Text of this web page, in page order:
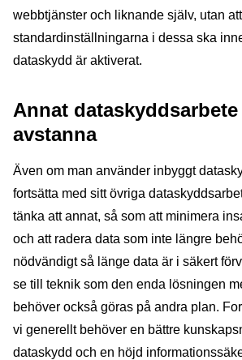
webbtjänster och liknande själv, utan att
standardinställningarna i dessa ska
dataskydd är aktiverat.
Annat
avstanna
Även om man använder inbyggt
fortsätta med sitt övriga
tänka att annat, så som att minimera
och att radera data som inte längre
nödvändigt så länge data är i säkert
se till teknik som den enda lösningen
behöver också göras på andra plan.
vi generellt behöver en bättre
dataskydd och en höjd